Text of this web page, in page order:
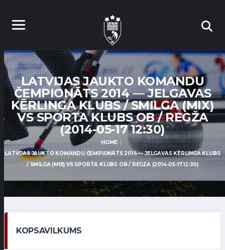
LATVIJAS JAUKTO KOMANDU
ČEMPIONĀTS 2014 — JELGAVAS
KĒRLINGA KLUBS / SMILGA (MIX)
VS SPORTA KLUBS OB / REGŽA
(2014-05-17 12:30)
HOME
LATVIJAS JAUKTO KOMANDU ČEMPIONĀTS 2014 — JELGAVAS KĒRLINGA KLUBS
/ SMILGA (MIX) VS SPORTA KLUBS OB / REGŽA (2014-05-17 12:30)
KOPSAVILKUMS